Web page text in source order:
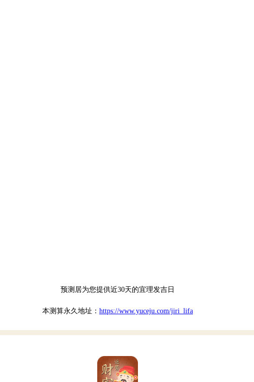
预测居为您提供近30天的宜理发吉日
本测算永久地址： https://www.yuceju.com/jiri_lifa